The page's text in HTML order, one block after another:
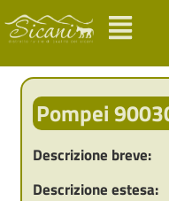
Pompei
Descrizione breve:
Descrizione estesa: